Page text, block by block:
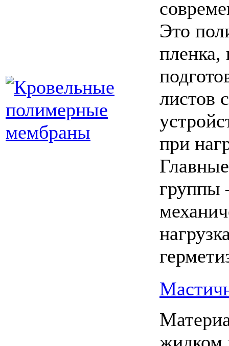
Это
пленка,
листов
при
группы